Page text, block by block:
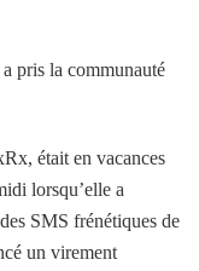
pris la communauté
était en vacances
lorsqu’elle a
SMS frénétiques de
un virement